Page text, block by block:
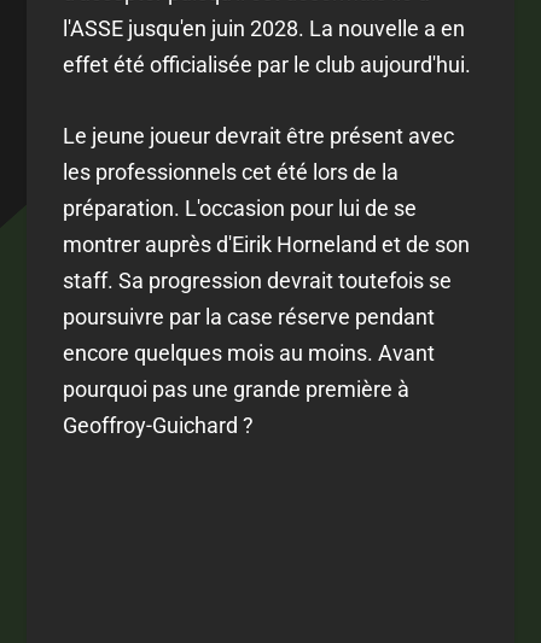
l'ASSE jusqu'en juin 2028. La nouvelle a en
effet été officialisée par le club aujourd'hui.
Le jeune joueur devrait être présent avec
les professionnels cet été lors de la
préparation. L'occasion pour lui de se
montrer auprès d'Eirik Horneland et de son
staff. Sa progression devrait toutefois se
poursuivre par la case réserve pendant
encore quelques mois au moins. Avant
pourquoi pas une grande première à
Geoffroy-Guichard ?